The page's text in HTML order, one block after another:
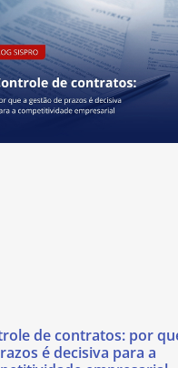
de contratos: por
é decisiva para a